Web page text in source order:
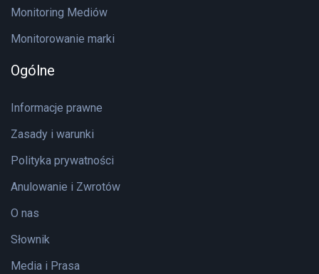
Monitoring Mediów
Monitorowanie marki
Ogólne
Informacje prawne
Zasady i warunki
Polityka prywatności
Anulowanie i Zwrotów
O nas
Słownik
Media i Prasa